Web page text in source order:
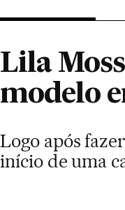
Lila
modelo
Logo após
início de uma